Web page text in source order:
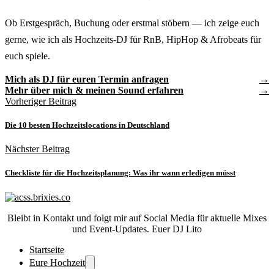
Ob Erstgespräch, Buchung oder erstmal stöbern — ich zeige euch
gerne, wie ich als Hochzeits-DJ für RnB, HipHop & Afrobeats für
euch spiele.
Mich als DJ für euren Termin anfragen
Mehr über mich & meinen Sound erfahren
Vorheriger Beitrag
Die 10 besten Hochzeitslocations in Deutschland
Nächster Beitrag
Checkliste für die Hochzeitsplanung: Was ihr wann erledigen müsst
Bleibt in Kontakt und folgt mir auf Social Media für aktuelle Mixes
und Event-Updates. Euer DJ Lito
Startseite
Eure Hochzeit